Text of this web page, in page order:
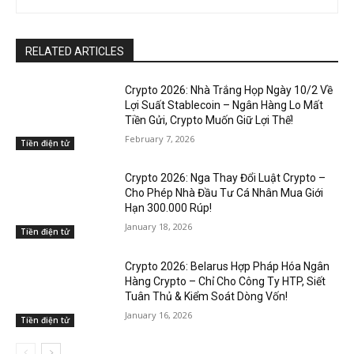
RELATED ARTICLES
Tiền điện tử
Crypto 2026: Nhà Trắng Họp Ngày 10/2 Về
Lợi Suất Stablecoin – Ngân Hàng Lo Mất
Tiền Gửi, Crypto Muốn Giữ Lợi Thế!
February 7, 2026
Tiền điện tử
Crypto 2026: Nga Thay Đổi Luật Crypto –
Cho Phép Nhà Đầu Tư Cá Nhân Mua Giới
Hạn 300.000 Rúp!
January 18, 2026
Tiền điện tử
Crypto 2026: Belarus Hợp Pháp Hóa Ngân
Hàng Crypto – Chỉ Cho Công Ty HTP, Siết
Tuân Thủ & Kiểm Soát Dòng Vốn!
January 16, 2026